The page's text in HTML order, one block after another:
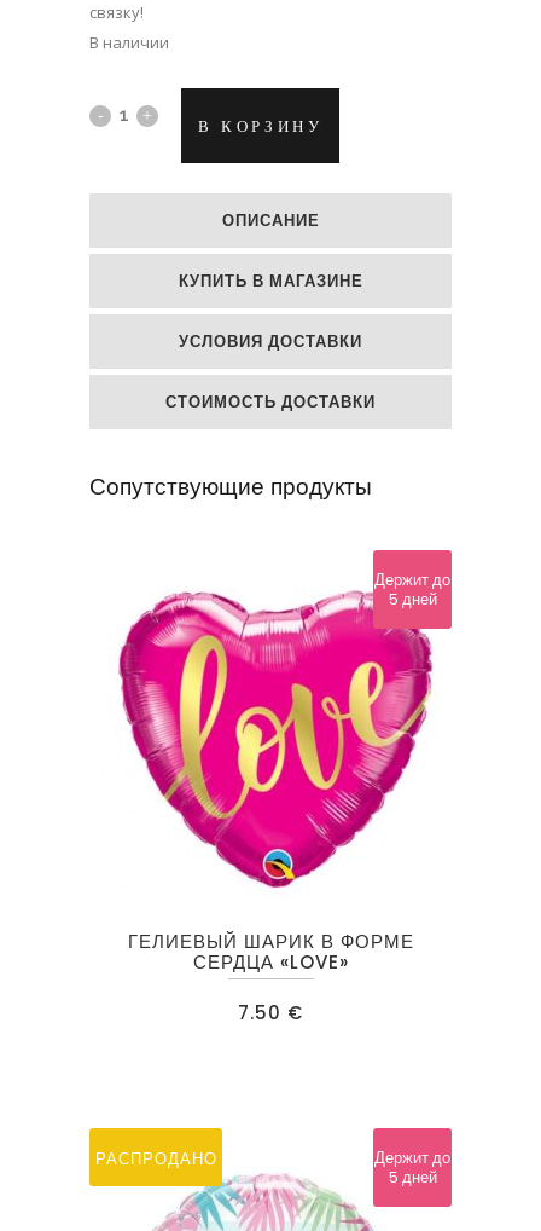
связку!
В наличии
Синий
"Мальчик!"
В КОРЗИНУ
ОПИСАНИЕ
КУПИТЬ В МАГАЗИНЕ
УСЛОВИЯ ДОСТАВКИ
СТОИМОСТЬ ДОСТАВКИ
Сопутствующие продукты
ГЕЛИЕВЫЙ ШАРИК В ФОРМЕ
СЕРДЦА «LOVE»
7.50 €
Держит до
5 дней
РАСПРОДАНО
Держит до
5 дней